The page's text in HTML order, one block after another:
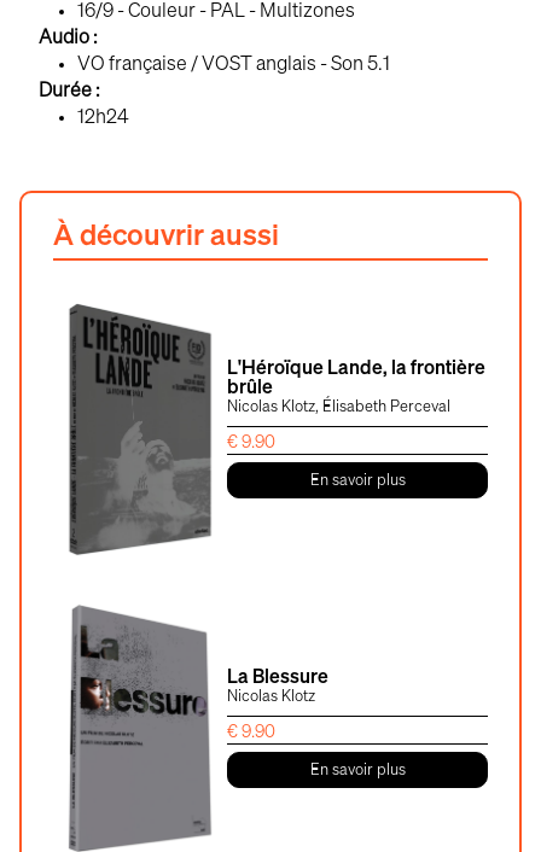
16/9 - Couleur - PAL - Multizones
Audio :
VO française / VOST anglais - Son 5.1
Durée :
12h24
À découvrir aussi
L'Héroïque Lande, la frontière
brûle
Nicolas Klotz, Élisabeth Perceval
€9.90
En savoir plus
La Blessure
Nicolas Klotz
€9.90
En savoir plus